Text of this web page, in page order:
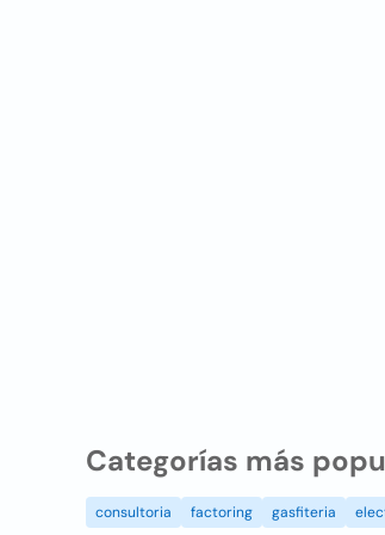
Categorías más
consultoria factoring gasfiteria